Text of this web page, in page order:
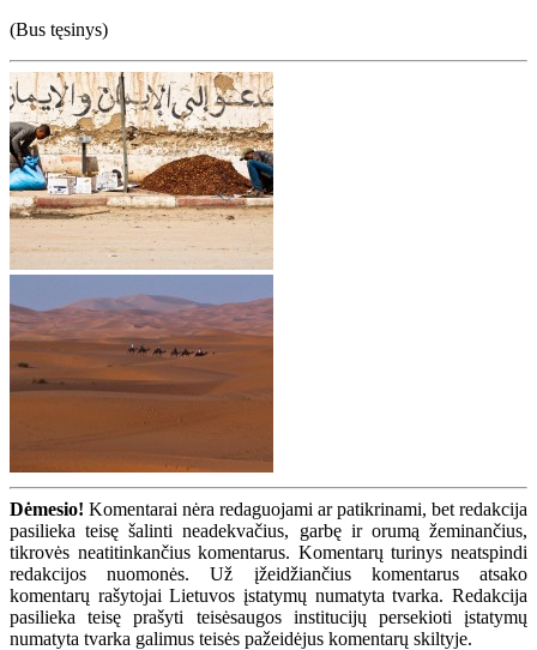
(Bus tęsinys)
Dėmesio! Komentarai nėra redaguojami ar patikrinami, bet redakcija
pasilieka teisę šalinti neadekvačius, garbę ir orumą žeminančius,
tikrovės neatitinkančius komentarus. Komentarų turinys neatspindi
redakcijos nuomonės. Už įžeidžiančius komentarus atsako
komentarų rašytojai Lietuvos įstatymų numatyta tvarka. Redakcija
pasilieka teisę prašyti teisėsaugos institucijų persekioti įstatymų
numatyta tvarka galimus teisės pažeidėjus komentarų skiltyje.